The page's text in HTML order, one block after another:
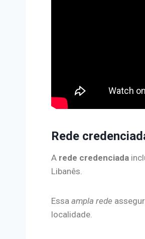
Rede
A rede credenciada
Libanês.
Essa ampla rede
localidade.